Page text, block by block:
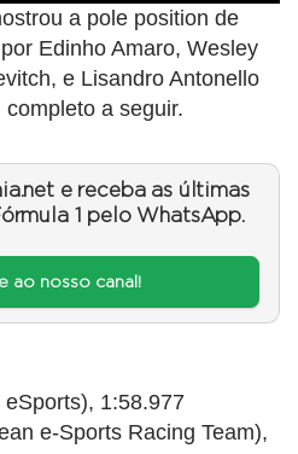
a pole position de
Edinho Amaro, Wesley
e Lisandro Antonello
a seguir.
e receba as últimas
1 pelo WhatsApp.
ao nosso canal!
1:58.977
e-Sports Racing Team),